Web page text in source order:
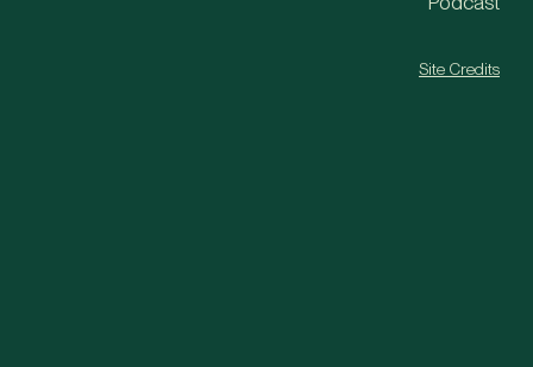
Site Credits